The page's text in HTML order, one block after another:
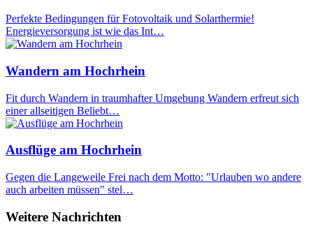
Perfekte Bedingungen für Fotovoltaik und Solarthermie!
Energieversorgung ist wie das Int…
Wandern am Hochrhein
Fit durch Wandern in traumhafter Umgebung Wandern erfreut sich
einer allseitigen Beliebt…
Ausflüge am Hochrhein
Gegen die Langeweile Frei nach dem Motto: "Urlauben wo andere
auch arbeiten müssen" stel…
Weitere Nachrichten